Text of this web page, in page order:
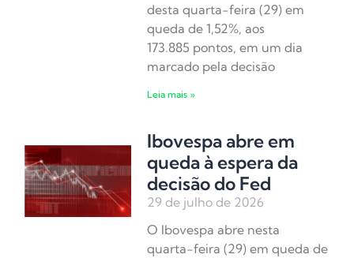
desta quarta-feira (29) em
queda de 1,52%, aos
173.885 pontos, em um dia
marcado pela decisão
Leia mais »
Ibovespa abre em
queda à espera da
decisão do Fed
29 de julho de 2026
O Ibovespa abre nesta
quarta-feira (29) em queda de